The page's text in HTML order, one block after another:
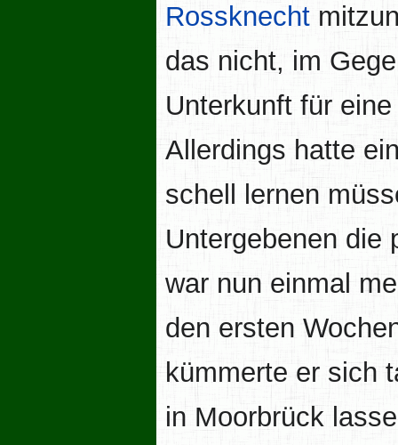
Rossknecht
das nicht, im
Unterkunft für
Allerdings hatte
schell lernen
Untergebenen die
war nun einmal
den ersten
kümmerte er sich
in Moorbrück